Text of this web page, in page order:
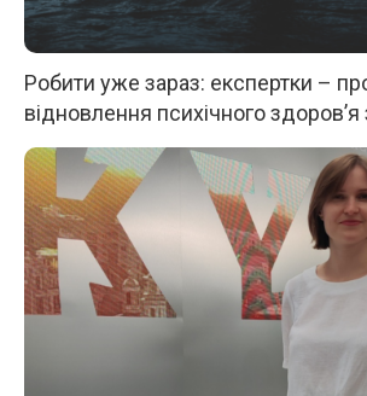
Робити уже зараз: експертки –
відновлення психічного здоров’я